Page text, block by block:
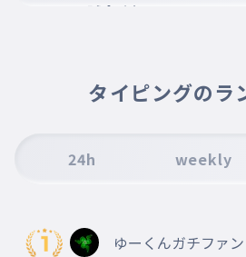
試合速報
とびだすえほん
青春の日々
014 フルモデルチェンジ
ふるもでるちぇんじ
タイピングのラ
24h weekly
ゆーくんガチファン